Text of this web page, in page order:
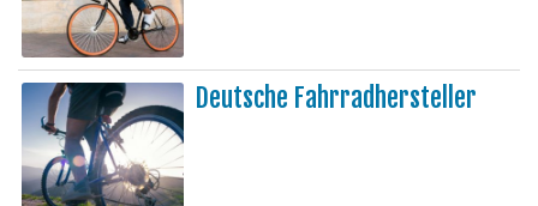
Deutsche Fahrradhersteller